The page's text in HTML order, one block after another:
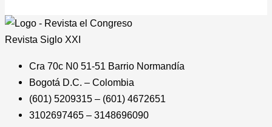
Revista Siglo XXI
Cra 70c N0 51-51 Barrio Normandía
Bogotá D.C. – Colombia
(601) 5209315 – (601) 4672651
3102697465 – 3148696090